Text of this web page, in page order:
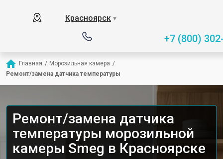
Красноярск ▼
+7 (800)
Главная / Морозильная камера /
Ремонт/замена датчика температуры
Ремонт/замена датчика
температуры морозильной
камеры Smeg в Красноярске